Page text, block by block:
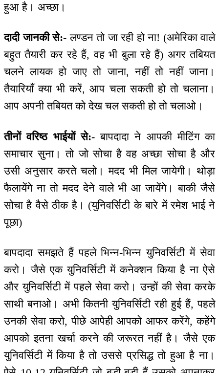
हुआ है। अच्छा।
दादी जानकी से:- लण्डन तो जा रही हो ना! (अमेरिका वाले
बहुत तैयारी कर रहे हैं, वह भी बुला रहे हैं) अगर तबियत
चलने लायक हो जाए तो जाना, नहीं तो नहीं जाना।
तैयारियाँ क्या भी करें, आप चला सकती हो तो चलाना।
आप अपनी तबियत को देख चल सकती हो तो चलाओ।
तीनों वरिष्ठ भाईयों से:-बापदादा ने आपकी मीटिंग का
समाचार सुना। तो जो सोचा है वह अच्छा सोचा है और
उसी अनुसार करते चलो। मदद भी मिल जायेगी। थोड़ा
फैलायेंगे ना तो मदद देने वाले भी आ जायेंगे। बाकी जैसे
सोचा है वैसे ठीक है। (युनिवर्सिटी के बारे में रमेश भाई ने
पूछा)
बापदादा समझते हैं पहले भिन्न-भिन्न युनिवर्सिटी में सेवा
करो। जैसे एक युनिवर्सिटी में कनेक्शन किया है ना ऐसे
और युनिवर्सिटी में पहले सेवा करो। उन्हों की सेवा करके
साथी बनाओ। अभी कितनी युनिवर्सिटी रही हुई हैं, पहले
उनकी सेवा करो, पीछे आपेही आपको आफर करेंगे, कहेंगे
आपको इतना खर्चा करने की जरूरत नहीं है। जैसे एक
युनिवर्सिटी में किया है तो उससे प्रसिद्ध तो हुआ है ना।